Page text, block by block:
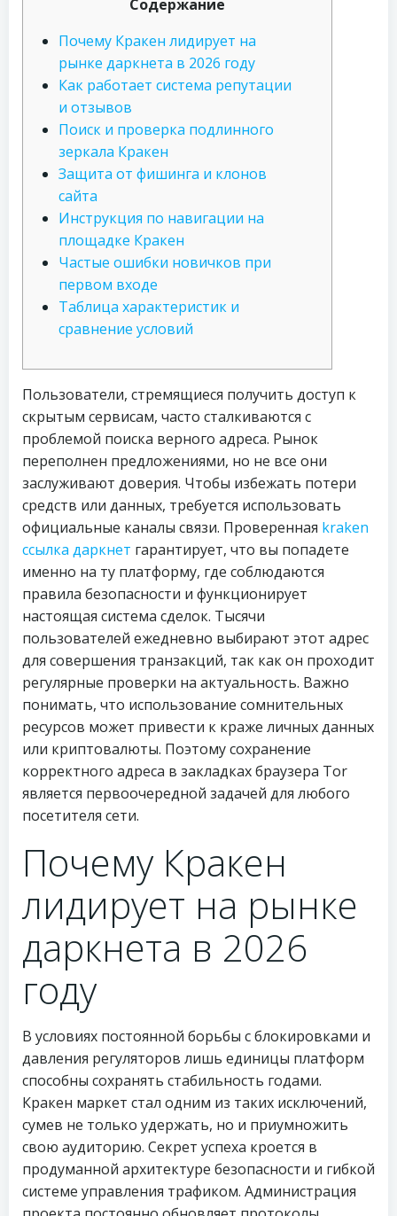
Содержание
Почему Кракен лидирует на
рынке даркнета в 2026 году
Как работает система репутации
и отзывов
Поиск и проверка подлинного
зеркала Кракен
Защита от фишинга и клонов
сайта
Инструкция по навигации на
площадке Кракен
Частые ошибки новичков при
первом входе
Таблица характеристик и
сравнение условий
Пользователи, стремящиеся получить доступ к
скрытым сервисам, часто сталкиваются с
проблемой поиска верного адреса. Рынок
переполнен предложениями, но не все они
заслуживают доверия. Чтобы избежать потери
средств или данных, требуется использовать
официальные каналы связи. Проверенная kraken
ссылка даркнет гарантирует, что вы попадете
именно на ту платформу, где соблюдаются
правила безопасности и функционирует
настоящая система сделок. Тысячи
пользователей ежедневно выбирают этот адрес
для совершения транзакций, так как он проходит
регулярные проверки на актуальность. Важно
понимать, что использование сомнительных
ресурсов может привести к краже личных данных
или криптовалюты. Поэтому сохранение
корректного адреса в закладках браузера Tor
является первоочередной задачей для любого
посетителя сети.
Почему Кракен
лидирует на рынке
даркнета в 2026
году
В условиях постоянной борьбы с блокировками и
давления регуляторов лишь единицы платформ
способны сохранять стабильность годами.
Кракен маркет стал одним из таких исключений,
сумев не только удержать, но и приумножить
свою аудиторию. Секрет успеха кроется в
продуманной архитектуре безопасности и гибкой
системе управления трафиком. Администрация